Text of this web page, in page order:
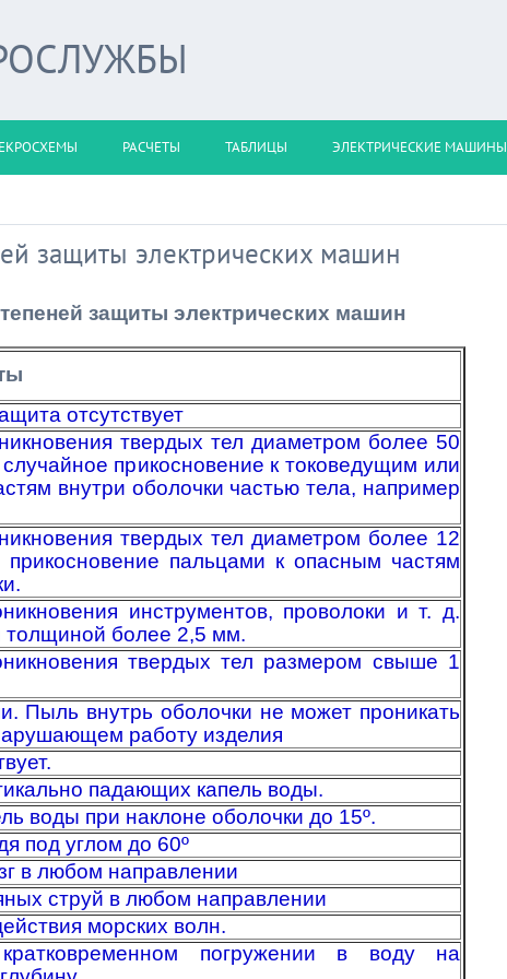
РАСЧЕТЫ ТАБЛИЦЫ ЭЛЕКТРИЧЕСКИЕ МАШИНЫ
защиты электрических машин
защиты электрических машин
отсутствует
твердых тел диаметром более 50
прикосновение к токоведущим или
внутри оболочки частью тела, например
твердых тел диаметром более 12
пальцами к опасным частям
инструментов, проволоки и т. д.
толщиной более 2,5 мм.
твердых тел размером свыше 1
Пыль внутрь оболочки не может проникать
работу изделия
падающих капель воды.
воды при наклоне оболочки до 15º.
под углом до 60º
в любом направлении
струй в любом направлении
морских волн.
погружении в воду на